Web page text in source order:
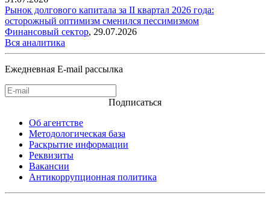
Рынок долгового капитала за II квартал 2026 года:
осторожный оптимизм сменился пессимизмом
Финансовый сектор, 29.07.2026
Вся аналитика
Ежедневная E-mail рассылка
Подписаться
Об агентстве
Методологическая база
Раскрытие информации
Реквизиты
Вакансии
Антикоррупционная политика